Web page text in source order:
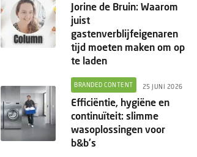
Jorine de Bruin: Waarom
juist
gastenverblijfeigenaren
tijd moeten maken om op
te laden
BRANDED CONTENT 25 JUNI 2026
Efficiëntie, hygiëne en
continuïteit: slimme
wasoplossingen voor
b&b's